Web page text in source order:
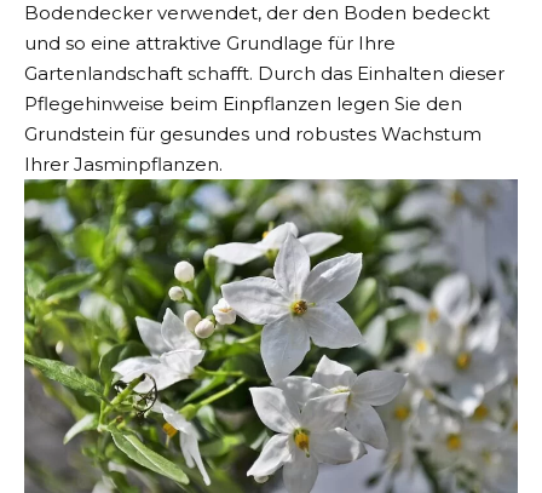
Bodendecker verwendet, der den Boden bedeckt
und so eine attraktive Grundlage für Ihre
Gartenlandschaft schafft. Durch das Einhalten dieser
Pflegehinweise beim Einpflanzen legen Sie den
Grundstein für gesundes und robustes Wachstum
Ihrer Jasminpflanzen.